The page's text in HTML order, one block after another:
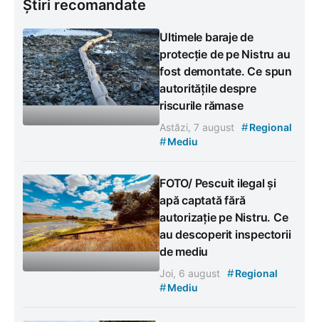
Știri recomandate
Ultimele baraje de
protecție de pe Nistru au
fost demontate. Ce spun
autoritățile despre
riscurile rămase
Astăzi, 7 august #Regional
#Mediu
FOTO/ Pescuit ilegal și
apă captată fără
autorizație pe Nistru. Ce
au descoperit inspectorii
de mediu
Joi, 6 august #Regional
#Mediu